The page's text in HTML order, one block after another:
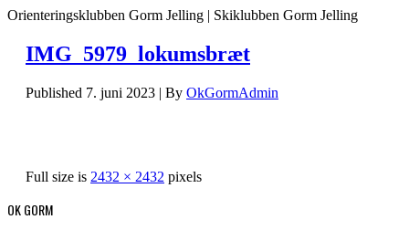
Orienteringsklubben Gorm Jelling | Skiklubben Gorm Jelling
IMG_5979_lokumsbræt
Published 7. juni 2023 | By OkGormAdmin
Full size is 2432 × 2432 pixels
OK GORM